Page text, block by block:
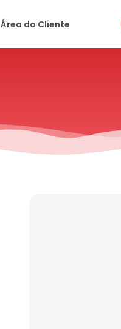
Área do Cliente